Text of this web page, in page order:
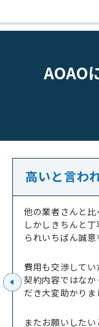
AOAO
高いと言わ
他の業者さんと比
しかしきちんと
られいちばん誠意
費用も交渉してい
契約内容ではな
だき大変助かりま
またお願いしたい